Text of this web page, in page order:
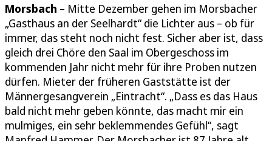
Morsbach – Mitte Dezember gehen im Morsbacher
„Gasthaus an der Seelhardt“ die Lichter aus – ob für
immer, das steht noch nicht fest. Sicher aber ist, dass
gleich drei Chöre den Saal im Obergeschoss im
kommenden Jahr nicht mehr für ihre Proben nutzen
dürfen. Mieter der früheren Gaststätte ist der
Männergesangverein „Eintracht“. „Dass es das Haus
bald nicht mehr geben könnte, das macht mir ein
mulmiges, ein sehr beklemmendes Gefühl“, sagt